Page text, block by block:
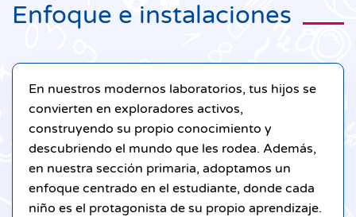
Enfoque e instalaciones
En nuestros modernos laboratorios, tus hijos se
convierten en exploradores activos,
construyendo su propio conocimiento y
descubriendo el mundo que les rodea. Además,
en nuestra sección primaria, adoptamos un
enfoque centrado en el estudiante, donde cada
niño es el protagonista de su propio aprendizaje.